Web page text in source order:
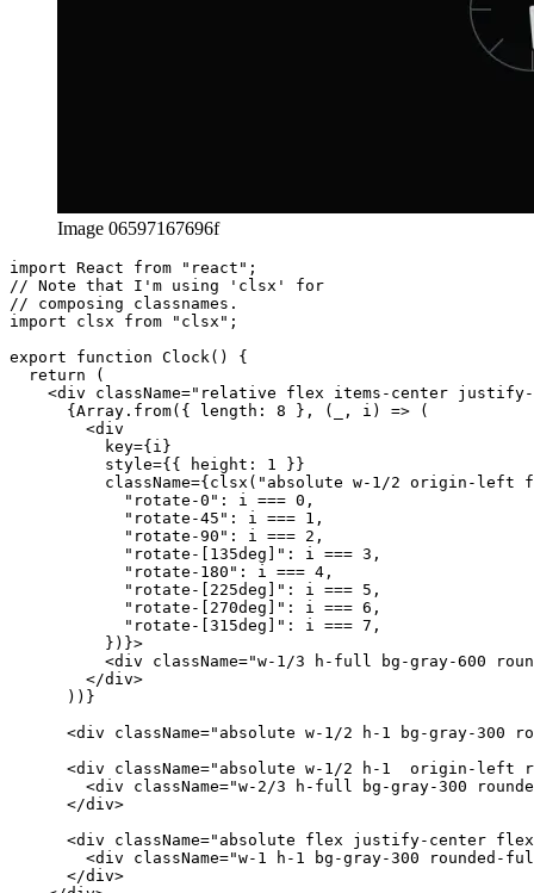
Image 06597167696f
// Note that I'm using 'clsx' for
// composing classnames.
import clsx from "clsx";
export function Clock() {
<div className="relative flex items-center
      {Array.from({ length: 8 }, (_, i) => (
          key={i}
          style={{ height: 1 }}
className={clsx("absolute w-1/2 origin-left
            "rotate-0": i === 0,
            "rotate-45": i === 1,
            "rotate-90": i === 2,
            "rotate-[135deg]": i === 3,
            "rotate-180": i === 4,
            "rotate-[225deg]": i === 5,
            "rotate-[270deg]": i === 6,
            "rotate-[315deg]": i === 7,
<div className="w-1/3 h-full bg-gray-600
      ))}
<div className="absolute w-1/2 h-1 bg-gray-300
<div className="absolute w-1/2 h-1  origin-left
<div className="w-2/3 h-full bg-gray-300
      </div>